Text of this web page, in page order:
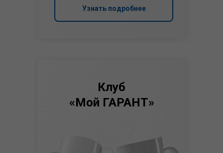
Клуб
«Мой ГАРАНТ»
Узнать подробнее